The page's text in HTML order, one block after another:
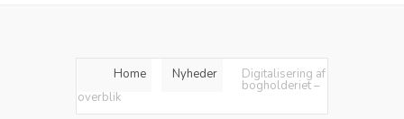
Home Nyheder Digitalisering af
bogholderiet –
overblik